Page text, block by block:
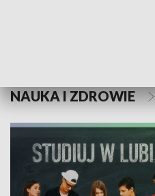
NAUKA I ZDROWIE